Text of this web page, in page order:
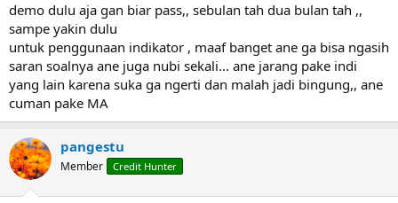
demo dulu aja gan biar pass,, sebulan tah dua bulan tah ,,
sampe yakin dulu
untuk penggunaan indikator , maaf banget ane ga bisa ngasih
saran soalnya ane juga nubi sekali... ane jarang pake indi
yang lain karena suka ga ngerti dan malah jadi bingung,, ane
cuman pake MA
pangestu
Member Credit Hunter